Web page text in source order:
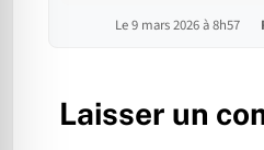
Le 9 mars 2026 à 8h57
Laisser un